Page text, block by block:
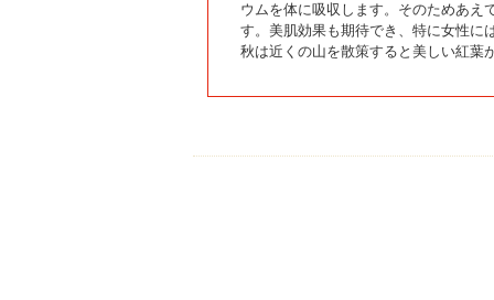
ウムを体に吸収します。そのためあえ
す。美肌効果も期待でき、特に女性に
秋は近くの山を散策すると美しい紅葉